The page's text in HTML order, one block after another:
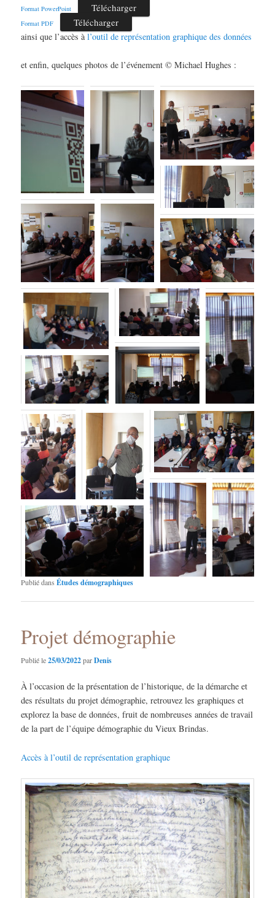
Format PowerPoint Télécharger
Format PDF Télécharger
ainsi que l’accès àl’outil de représentation graphique des données
et enfin, quelques photos de l’événement © Michael Hughes :
Publié dans Études démographiques
Projet démographie
Publié le25/03/2022parDenis
À l’occasion de la présentation de l’historique, de la démarche et
des résultats du projet démographie, retrouvez les graphiques et
explorez la base de données, fruit de nombreuses années de travail
de la part de l’équipe démographie du Vieux Brindas.
Accès à l’outil de représentation graphique